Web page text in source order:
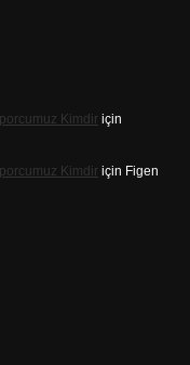
Kimdir için
Kimdir için Figen